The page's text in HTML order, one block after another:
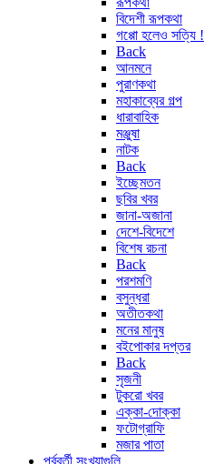
বিদেশী রূপকথা
গপ্পো হলেও সত্যি !
Back
আনমনে
পুরাণকথা
মহাকাব্যের গল্প
ধারাবাহিক
মঞ্জুষা
নাটক
Back
ইচ্ছেমতন
ছবির খবর
জানা-অজানা
দেশে-বিদেশে
বিশেষ রচনা
Back
পরশমণি
বসুন্ধরা
অতীতকথা
মনের মানুষ
বইপোকার দপ্তর
Back
সৃজনী
টুকরো খবর
এক্কা-দোক্কা
ফটোগ্রাফি
মজার পাতা
পূর্ববর্তী সংখ্যাগুলি